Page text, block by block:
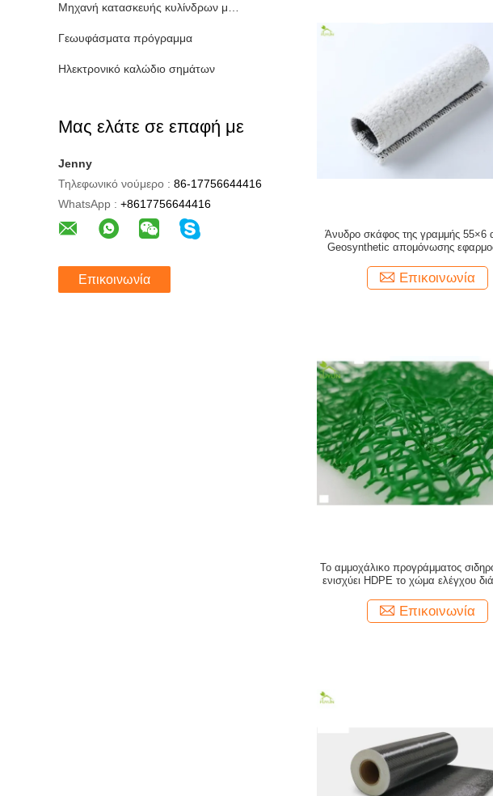
Μηχανή κατασκευής κυλίνδρων μεταφορέων
Γεωυφάσματα πρόγραμμα
Ηλεκτρονικό καλώδιο σημάτων
Μας ελάτε σε επαφή με
Jenny
Τηλεφωνικό νούμερο : 86-17756644416
WhatsApp : +8617756644416
Επικοινωνία
Άνυδρο σκάφος της γραμμής 55×6
Geosynthetic απομόνωσης
Επικοινωνία
Το αμμοχάλικο προγράμματος
ενισχύει HDPE το χώμα ελέγχου
Επικοινωνία